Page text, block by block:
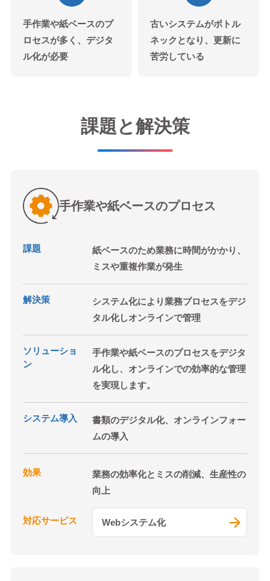
手作業や紙ベースのプ
ロセスが多く、デジタ
ル化が必要
古いシステムがボトル
ネックとなり、更新に
苦労している
課題と解決策
手作業や紙ベースのプロセス
課題
紙ベースのため業務に時間がかかり、
ミスや重複作業が発生
解決策
システム化により業務プロセスをデジ
タル化しオンラインで管理
ソリューショ
ン
手作業や紙ベースのプロセスをデジタ
ル化し、オンラインでの効率的な管理
を実現します。
システム導入
書類のデジタル化、オンラインフォー
ムの導入
効果
業務の効率化とミスの削減、生産性の
向上
対応サービス Webシステム化